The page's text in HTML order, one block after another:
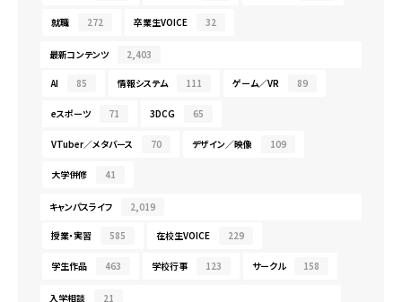
就職 272 卒業生VOICE 32
最新コンテンツ 2,403
AI 85 情報システム 111 ゲーム／VR 89
eスポーツ 71 3DCG 65
VTuber／メタバース 70 デザイン／映像 109
大学併修 41
キャンパスライフ 2,019
授業・実習 585 在校生VOICE 229
学生作品 463 学校行事 123 サークル 158
入学相談 21